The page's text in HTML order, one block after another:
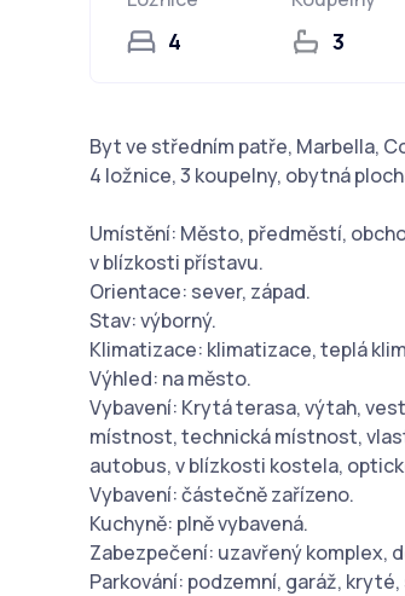
4 3
Byt ve středním patře, Marbella,
4 ložnice, 3 koupelny, obytná
Umístění: Město, předměstí,
v blízkosti přístavu.
Orientace: sever, západ.
Stav: výborný.
Klimatizace: klimatizace, teplá
Výhled: na město.
Vybavení: Krytá terasa, výtah,
místnost, technická místnost,
autobus, v blízkosti kostela,
Vybavení: částečně zařízeno.
Kuchyně: plně vybavená.
Zabezpečení: uzavřený komplex,
Parkování: podzemní, garáž,